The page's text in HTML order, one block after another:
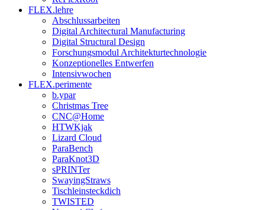
FLEX.lehre
Abschlussarbeiten
Digital Architectural Manufacturing
Digital Structural Design
Forschungsmodul Architekturtechnologie
Konzeptionelles Entwerfen
Intensivwochen
FLEX.perimente
b.ypar
Christmas Tree
CNC@Home
HTWKjak
Lizard Cloud
ParaBench
ParaKnot3D
sPRINTer
SwayingStraws
Tischleinsteckdich
TWISTED